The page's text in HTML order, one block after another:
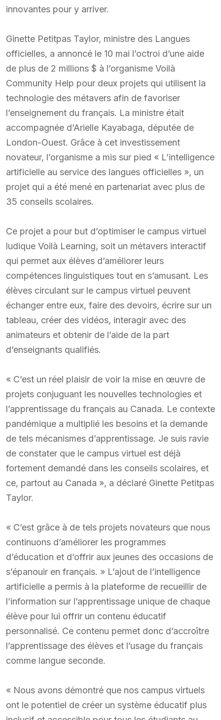
innovantes pour y arriver.
Ginette Petitpas Taylor, ministre des Langues
officielles, a annoncé le 10 mai l’octroi d’une aide
de plus de 2 millions $ à l’organisme Voilà
Community Help pour deux projets qui utilisent la
technologie des métavers afin de favoriser
l’enseignement du français. La ministre était
accompagnée d’Arielle Kayabaga, députée de
London-Ouest. Grâce à cet investissement
novateur, l’organisme a mis sur pied « L’intelligence
artificielle au service des langues officielles », un
projet qui a été mené en partenariat avec plus de
35 conseils scolaires.
Ce projet a pour but d’optimiser le campus virtuel
ludique Voilà Learning, soit un métavers interactif
qui permet aux élèves d’améliorer leurs
compétences linguistiques tout en s’amusant. Les
élèves circulant sur le campus virtuel peuvent
échanger entre eux, faire des devoirs, écrire sur un
tableau, créer des vidéos, interagir avec des
animateurs et obtenir de l’aide de la part
d’enseignants qualifiés.
« C’est un réel plaisir de voir la mise en œuvre de
projets conjuguant les nouvelles technologies et
l’apprentissage du français au Canada. Le contexte
pandémique a multiplié les besoins et la demande
de tels mécanismes d’apprentissage. Je suis ravie
de constater que le campus virtuel est déjà
fortement demandé dans les conseils scolaires, et
ce, partout au Canada », a déclaré Ginette Petitpas
Taylor.
« C’est grâce à de tels projets novateurs que nous
continuons d’améliorer les programmes
d’éducation et d’offrir aux jeunes des occasions de
s’épanouir en français. » L’ajout de l’intelligence
artificielle a permis à la plateforme de recueillir de
l’information sur l’apprentissage unique de chaque
élève pour lui offrir un contenu éducatif
personnalisé. Ce contenu permet donc d’accroître
l’apprentissage des élèves et l’usage du français
comme langue seconde.
« Nous avons démontré que nos campus virtuels
ont le potentiel de créer un système éducatif plus